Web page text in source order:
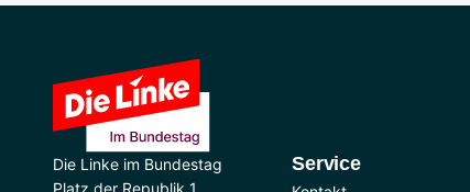
Die Linke im Bundestag
Service